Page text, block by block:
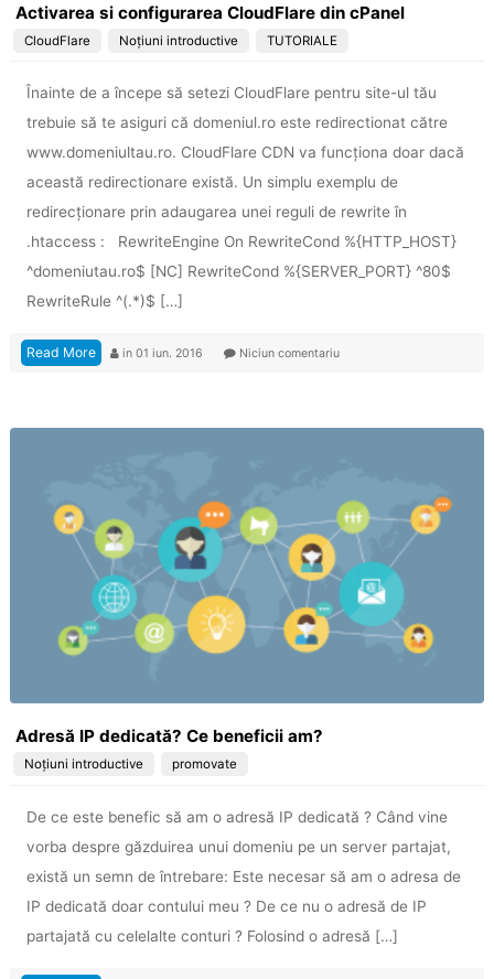
Activarea si configurarea CloudFlare din cPanel
CloudFlare Noțiuni introductive TUTORIALE
Înainte de a începe să setezi CloudFlare pentru site-ul tău
trebuie să te asiguri că domeniul.ro este redirectionat către
www.domeniultau.ro. CloudFlare CDN va funcționa doar dacă
această redirectionare există. Un simplu exemplu de
redirecționare prin adaugarea unei reguli de rewrite în
.htaccess : RewriteEngine On RewriteCond %{HTTP_HOST}
^domeniutau.ro$ [NC] RewriteCond %{SERVER_PORT} ^80$
RewriteRule ^(.*)$ […]
Read More in 01 iun. 2016 Niciun comentariu
Adresă IP dedicată? Ce beneficii am?
Noțiuni introductive promovate
De ce este benefic să am o adresă IP dedicată ? Când vine
vorba despre găzduirea unui domeniu pe un server partajat,
există un semn de întrebare: Este necesar să am o adresa de
IP dedicată doar contului meu ? De ce nu o adresă de IP
partajată cu celelalte conturi ? Folosind o adresă […]